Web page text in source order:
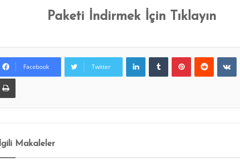
Paketi İndirmek İçin Tıklayın
Facebook Twitter
Yazdır
İlgili Makaleler